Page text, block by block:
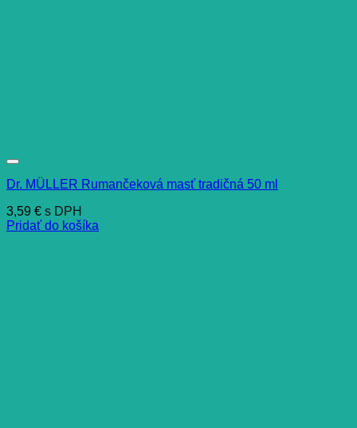
Dr. MÜLLER Rumančeková masť tradičná 50 ml
3,59 € s DPH
Pridať do košíka